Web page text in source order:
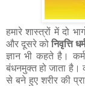
हमारे शास्त्रों में दो
और दूसरे कोनिवृत्ति
ज्ञान भी कहते है।
बंधनमुक्त हो जाता है।
से बने हुए शरीर की